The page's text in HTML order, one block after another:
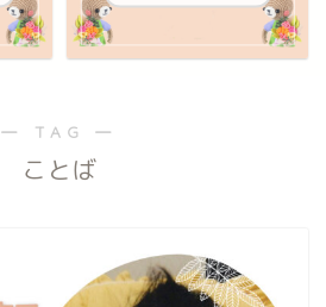
― TAG ―
ことば